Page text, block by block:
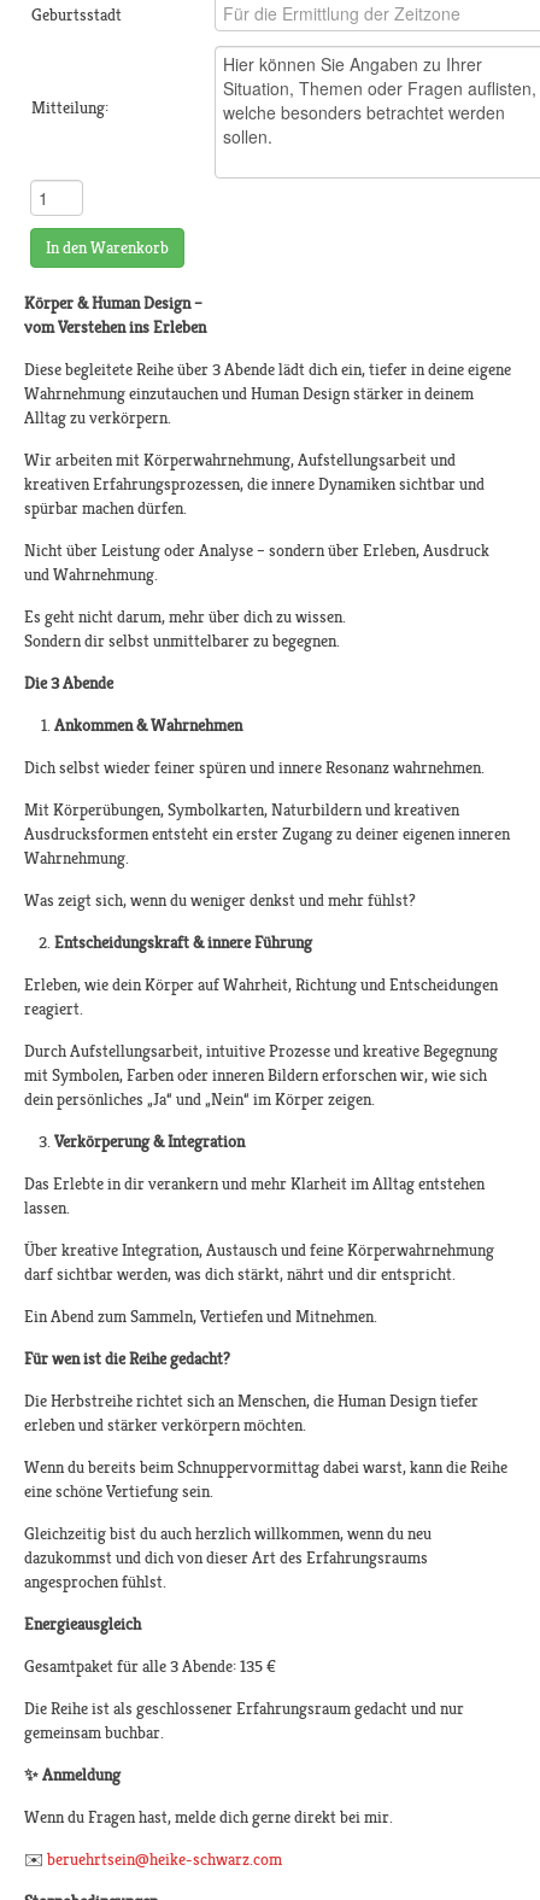
Geburtsstadt
Mitteilung:
In den Warenkorb
Körper & Human Design –
vom Verstehen ins Erleben
Diese begleitete Reihe über 3 Abende lädt dich ein, tiefer in deine eigene
Wahrnehmung einzutauchen und Human Design stärker in deinem
Alltag zu verkörpern.
Wir arbeiten mit Körperwahrnehmung, Aufstellungsarbeit und
kreativen Erfahrungsprozessen, die innere Dynamiken sichtbar und
spürbar machen dürfen.
Nicht über Leistung oder Analyse – sondern über Erleben, Ausdruck
und Wahrnehmung.
Es geht nicht darum, mehr über dich zu wissen.
Sondern dir selbst unmittelbarer zu begegnen.
Die 3 Abende
Ankommen & Wahrnehmen
Dich selbst wieder feiner spüren und innere Resonanz wahrnehmen.
Mit Körperübungen, Symbolkarten, Naturbildern und kreativen
Ausdrucksformen entsteht ein erster Zugang zu deiner eigenen inneren
Wahrnehmung.
Was zeigt sich, wenn du weniger denkst und mehr fühlst?
Entscheidungskraft & innere Führung
Erleben, wie dein Körper auf Wahrheit, Richtung und Entscheidungen
reagiert.
Durch Aufstellungsarbeit, intuitive Prozesse und kreative Begegnung
mit Symbolen, Farben oder inneren Bildern erforschen wir, wie sich
dein persönliches „Ja“ und „Nein“ im Körper zeigen.
Verkörperung & Integration
Das Erlebte in dir verankern und mehr Klarheit im Alltag entstehen
lassen.
Über kreative Integration, Austausch und feine Körperwahrnehmung
darf sichtbar werden, was dich stärkt, nährt und dir entspricht.
Ein Abend zum Sammeln, Vertiefen und Mitnehmen.
Für wen ist die Reihe gedacht?
Die Herbstreihe richtet sich an Menschen, die Human Design tiefer
erleben und stärker verkörpern möchten.
Wenn du bereits beim Schnuppervormittag dabei warst, kann die Reihe
eine schöne Vertiefung sein.
Gleichzeitig bist du auch herzlich willkommen, wenn du neu
dazukommst und dich von dieser Art des Erfahrungsraums
angesprochen fühlst.
Energieausgleich
Gesamtpaket für alle 3 Abende: 135 €
Die Reihe ist als geschlossener Erfahrungsraum gedacht und nur
gemeinsam buchbar.
✨Anmeldung
Wenn du Fragen hast, melde dich gerne direkt bei mir.
✉️ beruehrtsein@heike-schwarz.com